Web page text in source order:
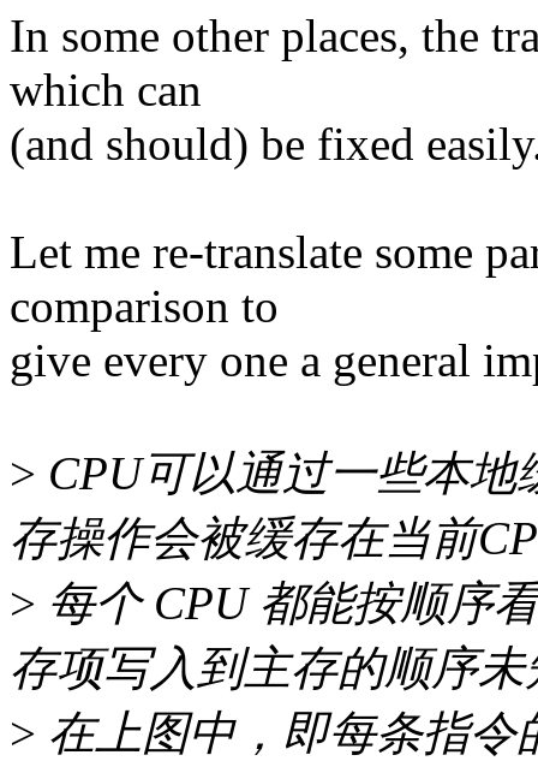
In some other places, the
which can
(and should) be fixed
Let me re-translate some
comparison to
give every one a general
> CPU可以通过一些本
存操作会被缓存在当前
> 每个 CPU 都能按顺序
存项写入到主存的顺序未
> 在上图中，即每条指